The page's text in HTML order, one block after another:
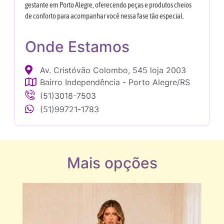
gestante em Porto Alegre, oferecendo peças e produtos cheios
de conforto para acompanhar você nessa fase tão especial.
Onde Estamos
Av. Cristóvão Colombo, 545 loja 2003
Bairro Independência - Porto Alegre/RS
(51)3018-7503
(51)99721-1783
Mais opções